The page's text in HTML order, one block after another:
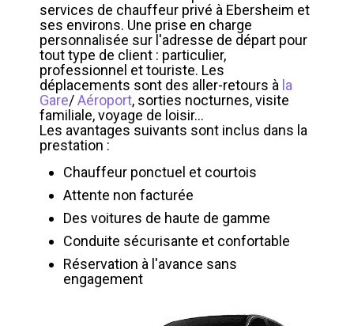
services de chauffeur privé à Ebersheim et
ses environs. Une prise en charge
personnalisée sur l'adresse de départ pour
tout type de client : particulier,
professionnel et touriste. Les
déplacements sont des aller-retours à la
Gare/Aéroport, sorties nocturnes, visite
familiale, voyage de loisir...
Les avantages suivants sont inclus dans la
prestation :
Chauffeur ponctuel et courtois
Attente non facturée
Des voitures de haute de gamme
Conduite sécurisante et confortable
Réservation à l'avance sans
engagement